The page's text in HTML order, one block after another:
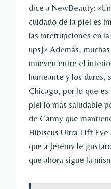
dice a NewBeauty:
cuidado de la piel es
las interrupciones en
ups]» Además,
mueven entre el
humeante y los duros,
Chicago, por lo que
piel lo más saludable
de Carmy que
Hibiscus Ultra Lift
que a Jeremy le
que ahora sigue la